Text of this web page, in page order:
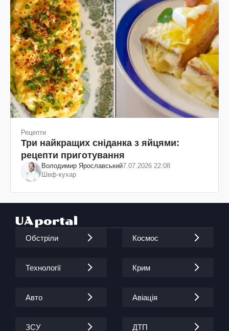
Рецепти
Три найкращих сніданка з яйцями:
рецепти приготування
Володимир Ярославський7.07.2026 22:08
Шеф-кухар
Обстріли Космос
Технології Крим
Авто Авіація
ЗСУ ДТП